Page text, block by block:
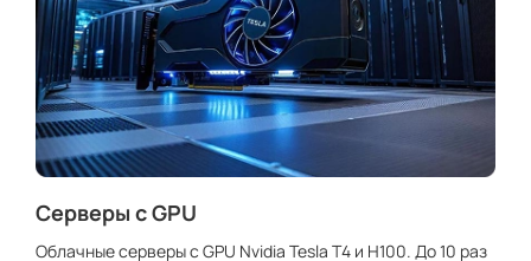
Серверы с GPU
Облачные серверы с GPU Nvidia Tesla T4 и H100. До 10 раз